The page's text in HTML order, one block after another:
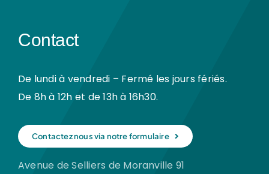
Contact
De lundi à vendredi – Fermé les jours fériés.
De 8h à 12h et de 13h à 16h30.
Contactez nous via notre formulaire
Avenue de Selliers de Moranville 91